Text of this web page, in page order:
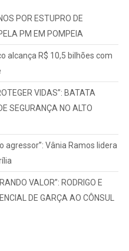
POR ESTUPRO DE
PM EM POMPEIA
alcança R$ 10,5 bilhões com
VIDAS”: BATATA
SEGURANÇA NO ALTO
agressor”: Vânia Ramos lidera
VALOR”: RODRIGO E
DE GARÇA AO CÔNSUL